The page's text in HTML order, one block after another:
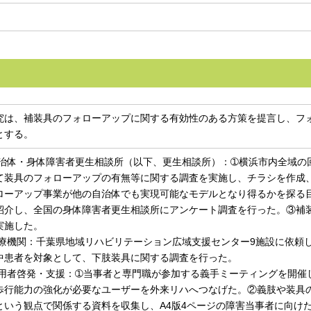
は、補装具のフォローアップに関する有効性のある方策を提言し、
る。
体・身体障害者更生相談所（以下、更生相談所）：➀横浜市内全域
装具のフォローアップの有無等に関する調査を実施し、チラシを作
ーアップ事業が他の自治体でも実現可能なモデルとなり得るかを探
介し、全国の身体障害者更生相談所にアンケート調査を行った。③補
した。
機関：千葉県地域リハビリテーション広域支援センター9施設に依頼
患者を対象として、下肢装具に関する調査を行った。
者啓発・支援：➀当事者と専門職が参加する義手ミーティングを開
行能力の強化が必要なユーザーを外来リハへつなげた。②義肢や装具
いう観点で関係する資料を収集し、A4版4ページの障害当事者に向け